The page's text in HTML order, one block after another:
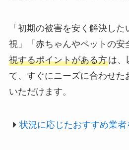
「初期の被害を安く解決し
視」「赤ちゃんやペットの安
視するポイントがある方は、
て、すぐにニーズに合わせた
いただけます。
状況に応じたおすすめ業者